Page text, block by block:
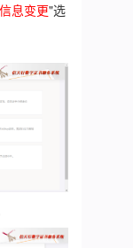
息变更"选